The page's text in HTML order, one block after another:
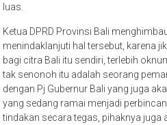
luas.
Ketua DPRD Provinsi Bali
menindaklanjuti hal tersebut, karena
bagi citra Bali itu sendiri, terlebih
tak senonoh itu adalah seorang
dengan Pj Gubernur Bali yang juga
yang sedang ramai menjadi
tindakan secara tegas, pihaknya juga